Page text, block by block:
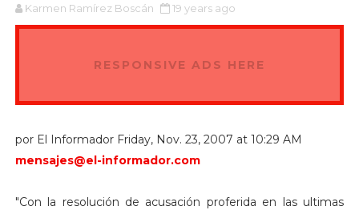
Karmen Ramírez Boscán 19 years ago
RESPONSIVE ADS HERE
por El Informador Friday, Nov. 23, 2007 at 10:29 AM
mensajes@el-informador.com
"Con la resolución de acusación proferida en las ultimas